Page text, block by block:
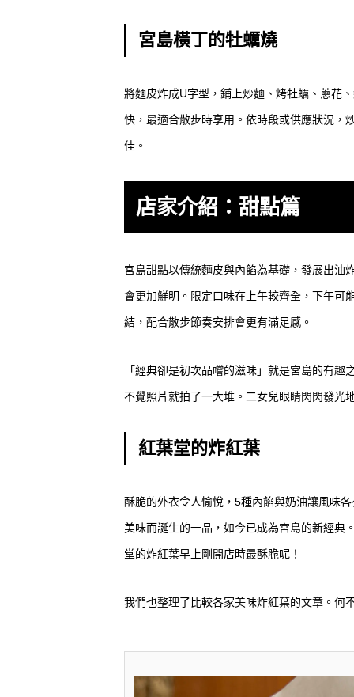
宮島橫丁的牡蠣燒
將麵皮炸成U字型，鋪上炒麵、烤牡蠣、蔥花
快，最適合散步時享用。依時段或供應狀況，
佳。
店家介紹：甜點篇
宮島甜點以傳統麵皮與內餡為基礎，發展出油
會更加鮮明。限定口味在上午較齊全，下午可
結，配合散步節奏安排會更有滿足感。
「經典卻是初次品嚐的滋味」就是宮島的有
不覺照片就拍了一大堆。二女兒眼睛閃閃發光
紅葉堂的炸紅葉
酥脆的外衣令人愉悅，5種內餡與奶油讓風味
美味而誕生的一品，如今已成為宮島的新經典
堂的炸紅葉早上剛開店時最酥脆呢！
我們也整理了比較各家美味炸紅葉的文章。何